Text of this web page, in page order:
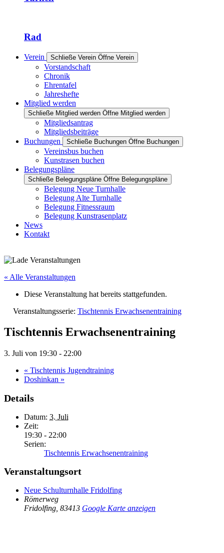
Rad
Verein Schließe Verein Öffne Verein
Vorstandschaft
Chronik
Ehrentafel
Jahreshefte
Mitglied werden
Schließe Mitglied werden Öffne Mitglied werden
Mitgliedsantrag
Mitgliedsbeiträge
Buchungen
Schließe Buchungen Öffne Buchungen
Vereinsbus buchen
Kunstrasen buchen
Belegungspläne
Schließe Belegungspläne Öffne Belegungspläne
Belegung Neue Turnhalle
Belegung Alte Turnhalle
Belegung Fitnessraum
Belegung Kunstrasenplatz
News
Kontakt
« Alle Veranstaltungen
Diese Veranstaltung hat bereits stattgefunden.
Veranstaltungsserie: Tischtennis Erwachsenentraining
Tischtennis Erwachsenentraining
3. Juli von 19:30 - 22:00
« Tischtennis Jugendtraining
Doshinkan »
Details
Datum: 3. Juli
Zeit:
19:30 - 22:00
Serien:
Tischtennis Erwachsenentraining
Veranstaltungsort
Neue Schulturnhalle Fridolfing
Römerweg
Fridolfing 83413 Google Karte anzeigen